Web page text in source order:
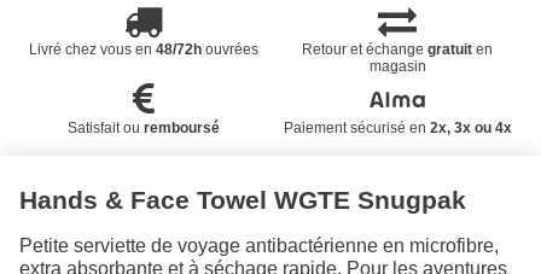
Livré chez vous en 48/72houvrées Retour et échangegratuit en
magasin
Satisfait ou remboursé Paiement sécurisé en 2x, 3x ou 4x
Hands & Face Towel WGTE Snugpak
Petite serviette de voyage antibactérienne en microfibre,
extra absorbante et à séchage rapide. Pour les aventures